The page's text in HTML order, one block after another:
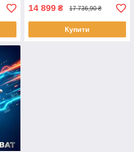
14 899 ₴ 17 736,90 ₴
Купити